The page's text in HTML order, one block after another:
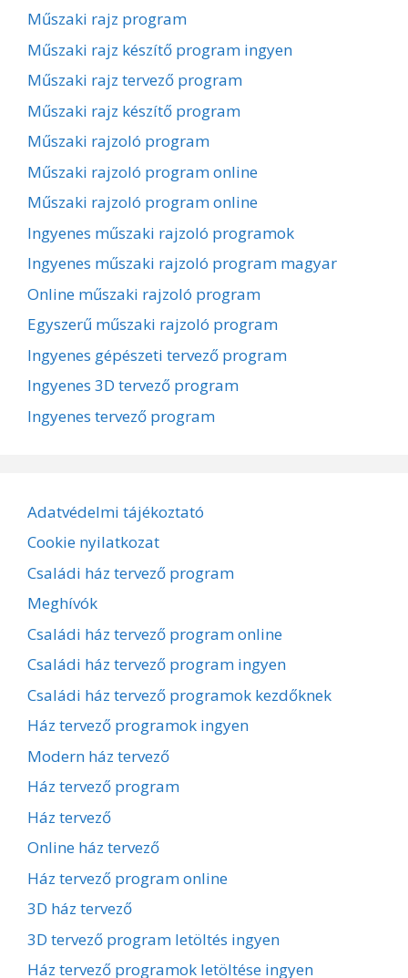
Műszaki rajz program
Műszaki rajz készítő program ingyen
Műszaki rajz tervező program
Műszaki rajz készítő program
Műszaki rajzoló program
Műszaki rajzoló program online
Műszaki rajzoló program online
Ingyenes műszaki rajzoló programok
Ingyenes műszaki rajzoló program magyar
Online műszaki rajzoló program
Egyszerű műszaki rajzoló program
Ingyenes gépészeti tervező program
Ingyenes 3D tervező program
Ingyenes tervező program
Adatvédelmi tájékoztató
Cookie nyilatkozat
Családi ház tervező program
Meghívók
Családi ház tervező program online
Családi ház tervező program ingyen
Családi ház tervező programok kezdőknek
Ház tervező programok ingyen
Modern ház tervező
Ház tervező program
Ház tervező
Online ház tervező
Ház tervező program online
3D ház tervező
3D tervező program letöltés ingyen
Ház tervező programok letöltése ingyen